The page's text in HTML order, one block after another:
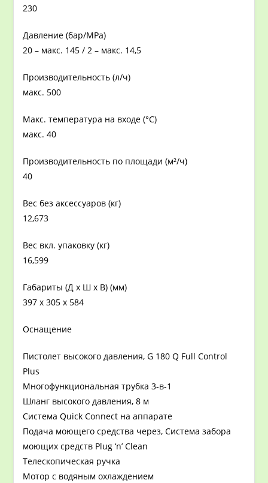
230
Давление (бар/MPa)
20 – макс. 145 / 2 – макс. 14,5
Производительность (л/ч)
макс. 500
Макс. температура на входе (°C)
макс. 40
Производительность по площади (м²/ч)
40
Вес без аксессуаров (кг)
12,673
Вес вкл. упаковку (кг)
16,599
Габариты (Д x Ш x В) (мм)
397 x 305 x 584
Оснащение
Пистолет высокого давления, G 180 Q Full Control
Plus
Многофункциональная трубка 3-в-1
Шланг высокого давления, 8 м
Система Quick Connect на аппарате
Подача моющего средства через, Система забора
моющих средств Plug ‘n’ Clean
Телескопическая ручка
Мотор с водяным охлаждением